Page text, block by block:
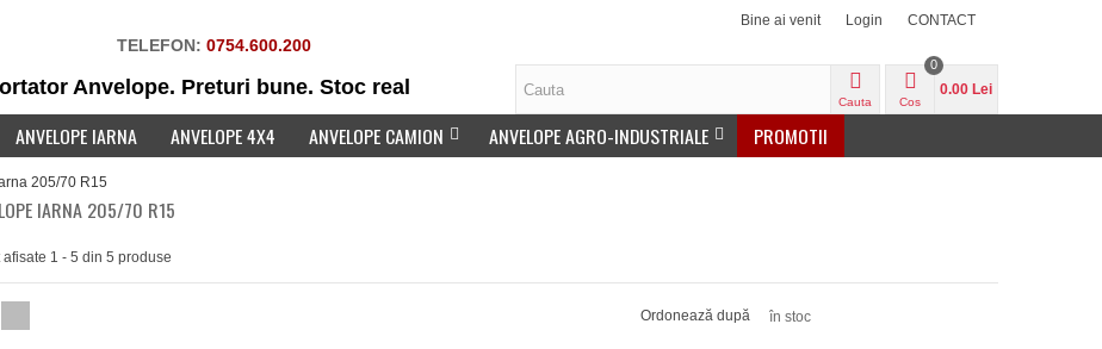
CONTACT
Bine ai venit Login
TELEFON: 0754.600.200
Anvelope. Preturi bune. Stoc real
Cauta Cos
0
0.00 Lei
ANVELOPE IARNA ANVELOPE 4X4 ANVELOPE CAMION ANVELOPE AGRO-INDUSTRIALE PROMOTII
205/70 R15
Anvelope vară 205/60R16 96H
HANKOOK KINERGY 4S...
498.90 Lei
IARNA 205/70 R15
afisate 1 - 5 din 5 produse
Ordonează după în stoc